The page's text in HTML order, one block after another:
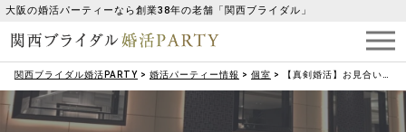
大阪の婚活パーティーなら創業38年の老舗「関西ブライダル」
関西ブライダル婚活PARTY > 婚活パーティー情報 > 個室 > 【真剣婚活】お見合いに繋がりやすい《結婚前向き》男女集合パーティー♪